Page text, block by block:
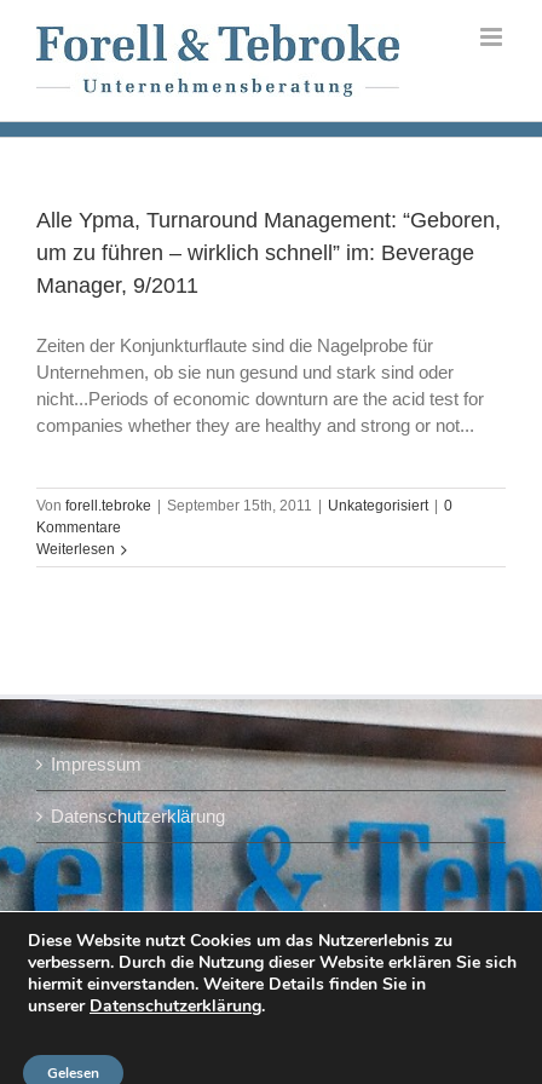
content
Alle Ypma, Turnaround Management: “Geboren,
um zu führen – wirklich schnell” im: Beverage
Manager, 9/2011
Zeiten der Konjunkturflaute sind die Nagelprobe für
Unternehmen, ob sie nun gesund und stark sind oder
nicht...Periods of economic downturn are the acid test for
companies whether they are healthy and strong or not...
Von forell.tebroke September 15th, 2011 Unkategorisiert
0
Kommentare
Weiterlesen
Impressum
Datenschutzerklärung
Diese Website nutzt Cookies um das Nutzererlebnis zu
verbessern. Durch die Nutzung dieser Website erklären Sie sich
hiermit einverstanden. Weitere Details finden Sie in
unserer Datenschutzerklärung.
Gelesen